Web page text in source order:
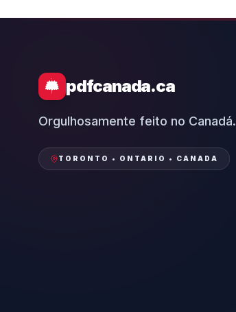
pdfcanada.ca
Orgulhosamente feito no Canadá.
TORONTO • ONTARIO • CANADA